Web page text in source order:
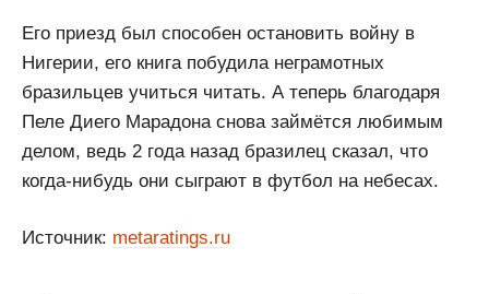
Его приезд был способен остановить войну в
Нигерии, его книга побудила неграмотных
бразильцев учиться читать. А теперь благодаря
Пеле Диего Марадона снова займётся любимым
делом, ведь 2 года назад бразилец сказал, что
когда-нибудь они сыграют в футбол на небесах.
Источник: metaratings.ru